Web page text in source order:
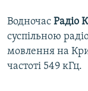
Водночас Радіо
суспільною
мовлення на
частоті 549 кГц.